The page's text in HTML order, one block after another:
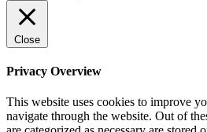
Close
Privacy Overview
This website uses cookies to improve
navigate through the website. Out of